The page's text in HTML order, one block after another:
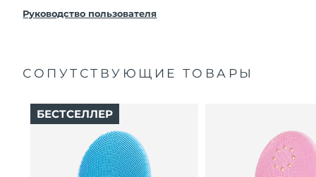
FOREO заменит его бесплатно.
Руководство пользователя
СОПУТСТВУЮЩИЕ ТОВАРЫ
БЕСТСЕЛЛЕР